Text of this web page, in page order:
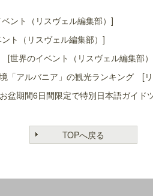
ント（リスヴェル編集部）]
ト（リスヴェル編集部）]
世界のイベント（リスヴェル編集部
「アルバニア」の観光ランキング [
盆期間6日間限定で特別日本語ガイ
TOPへ戻る